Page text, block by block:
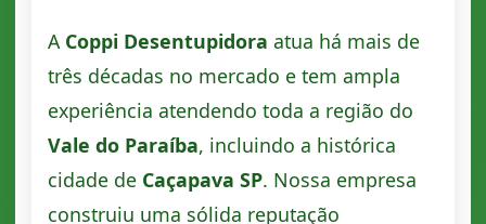
A Coppi Desentupidora atua há mais de
três décadas no mercado e tem ampla
experiência atendendo toda a região do
Vale do Paraíba, incluindo a histórica
cidade de Caçapava SP. Nossa empresa
construiu uma sólida reputação